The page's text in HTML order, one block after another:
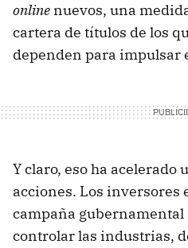
online nuevos, una
cartera de títulos de los
dependen para impulsar
Y claro, eso ha acelerado
acciones. Los inversores
campaña
controlar las industrias,